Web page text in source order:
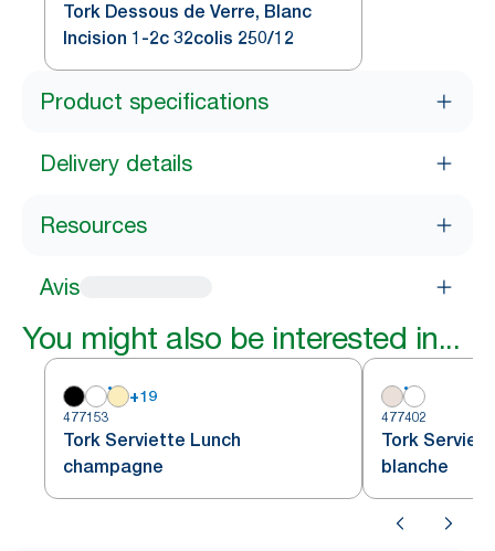
Tork Dessous de Verre, Blanc
Incision 1-2c 32colis 250/12
Product specifications
Delivery details
Resources
Avis
You might also be interested in...
+19
477153
Tork Serviette Lunch
champagne
477402
Tork
blanche